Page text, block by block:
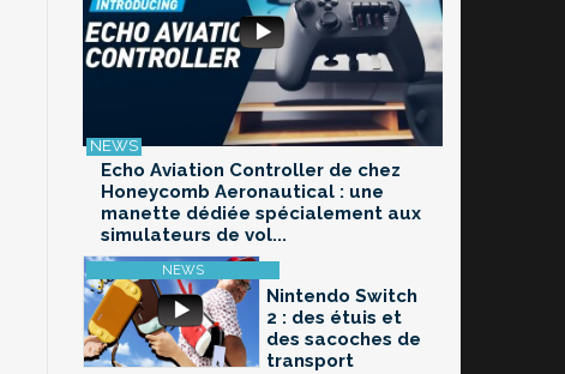
Echo Aviation Controller de chez
Honeycomb Aeronautical : une
manette dédiée spécialement aux
simulateurs de vol...
Nintendo Switch
2 : des étuis et
des sacoches de
transport